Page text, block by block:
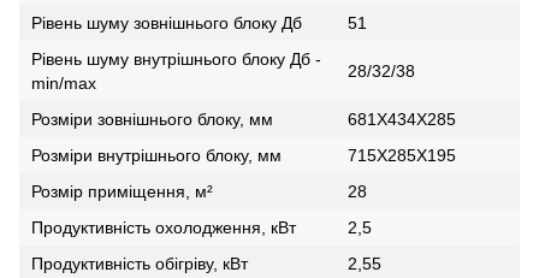
Рівень шуму зовнішнього блоку Дб
51
Рівень шуму внутрішнього блоку Дб -
min/max
28/32/38
Розміри зовнішнього блоку, мм
681Х434Х285
Розміри внутрішнього блоку, мм
715Х285Х195
Розмір приміщення, м²
28
Продуктивність охолодження, кВт
2,5
Продуктивність обігріву, кВт
2,55